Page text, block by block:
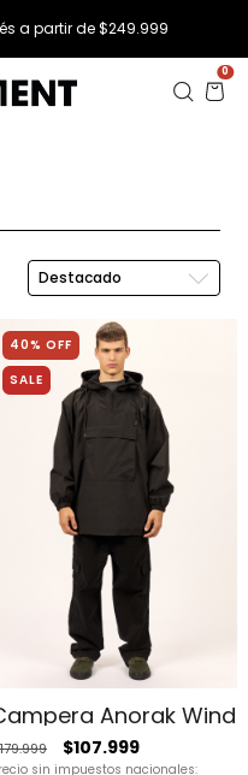
de $249.999
0
40% OFF
SALE
Anorak Wind
$107.999
sin impuestos nacionales: